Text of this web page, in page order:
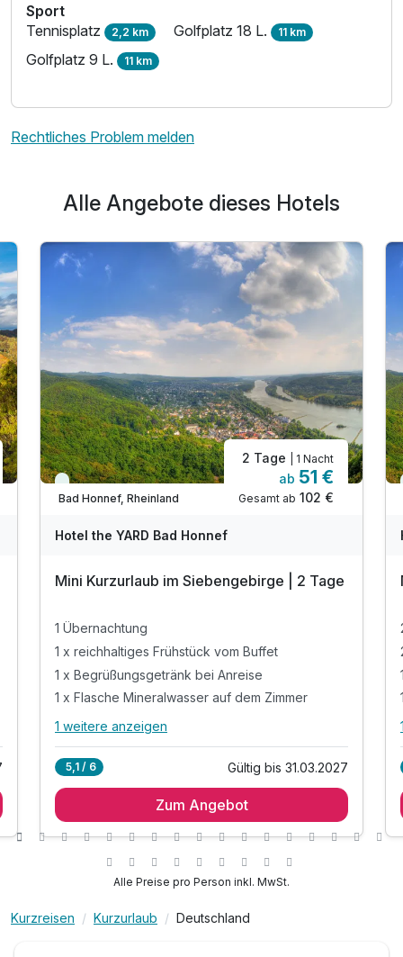
Sport
Tennisplatz 2,2 km Golfplatz 18 L. 11 km
Golfplatz 9 L. 11 km
Rechtliches Problem melden
Alle Angebote dieses Hotels
Viele Termine frei
Bad Honnef, Rheinland
2 Tage | 1 Nacht
ab 51 €
Gesamt ab 102 €
Hotel the YARD Bad Honnef
Mini Kurzurlaub im Siebengebirge | 2 Tage
1 Übernachtung
1 x reichhaltiges Frühstück vom Buffet
1 x Begrüßungsgetränk bei Anreise
1 x Flasche Mineralwasser auf dem Zimmer
Alle Inklusivleistungen
1 x reichhaltiges Frühstück vom Buffet
inkl. Wlan Nutzung im Hotel
1 weitere anzeigen
5,1 / 6 Gültig bis 31.03.2027
Zum Angebot
Alle Preise pro Person inkl. MwSt.
Kurzreisen Kurzurlaub Deutschland